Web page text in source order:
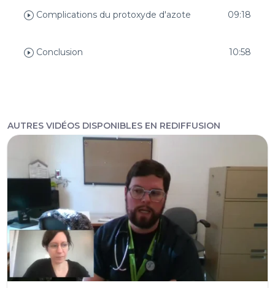
Complications du protoxyde d'azote 09:18
Conclusion 10:58
AUTRES VIDÉOS DISPONIBLES EN REDIFFUSION